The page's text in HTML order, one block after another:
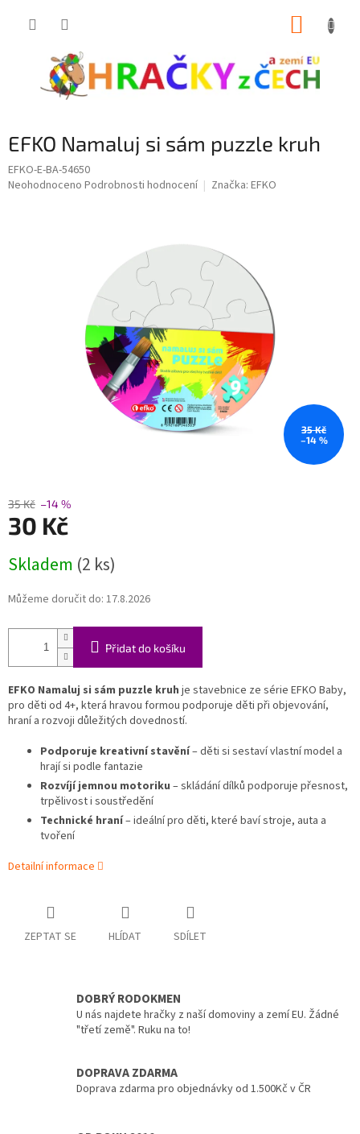
EFKO Namaluj si sám puzzle kruh
EFKO-E-BA-54650
Průměrné
Neohodnoceno Podrobnosti hodnocení Značka: EFKO
35 Kč
–14 %
35 Kč –14 %
30 Kč
cena:
Skladem (2 ks)
Můžeme doručit do: 17.8.2026
Přidat do košíku
EFKO Namaluj si sám puzzle kruh je stavebnice ze série EFKO Baby,
pro děti od 4+, která hravou formou podporuje děti při objevování,
hraní a rozvoji důležitých dovedností.
Podporuje kreativní stavění– děti si sestaví vlastní model a
hrají si podle fantazie
Rozvíjí jemnou motoriku – skládání dílků podporuje přesnost,
trpělivost i soustředění
Technické hraní– ideální pro děti, které baví stroje, auta a
tvoření
Detailní informace
ZEPTAT SE HLÍDAT SDÍLET
DOBRÝ RODOKMEN
U nás najdete hračky z naší domoviny a zemí EU. Žádné
"třetí země". Ruku na to!
DOPRAVA ZDARMA
Doprava zdarma pro objednávky od 1.500Kč v ČR